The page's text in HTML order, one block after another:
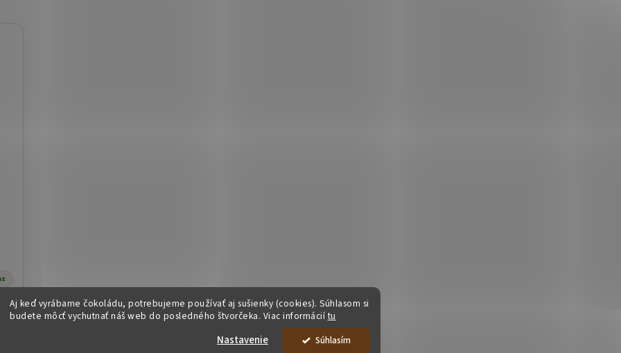
Aj keď vyrábame čokoládu, potrebujeme používať aj sušienky (cookies). Súhlasom si
budete môcť vychutnať náš web do posledného štvorčeka. Viac informáciítu
Súhlasím
Nastavenie